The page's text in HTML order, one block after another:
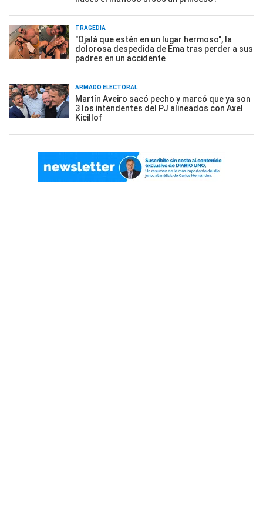
TRAGEDIA
"Ojalá que estén en un lugar hermoso", la
dolorosa despedida de Ema tras perder a sus
padres en un accidente
ARMADO ELECTORAL
Martín Aveiro sacó pecho y marcó que ya son
3 los intendentes del PJ alineados con Axel
Kicillof